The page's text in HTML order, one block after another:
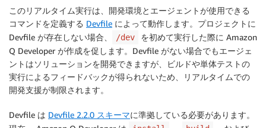
このリアルタイム実行は、開発環境とエージェントが使用できる
コマンドを定義する Devfile によって動作します。プロジェクトに
Devfile が存在しない場合、
/dev
を初めて実行した際に Amazon
Q Developer が作成を促します。Devfile がない場合でもエージェ
ントはソリューションを開発できますが、ビルドや単体テストの
実行によるフィードバックが得られないため、リアルタイムでの
開発支援が制限されます。
Devfile は Devfile 2.2.0 スキーマに準拠している必要があります。